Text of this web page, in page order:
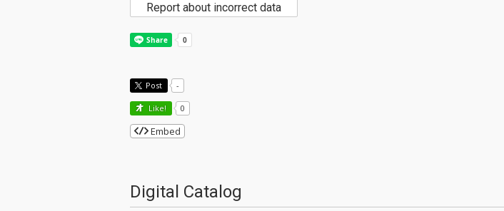
Report about incorrect data
Post -
Like! 0
Embed
Digital Catalog